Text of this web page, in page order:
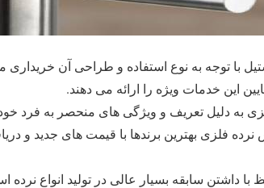
با توجه به نوع استفاده و طراحی آن
این خدمات ویژه را ارائه می دهند.
به دلیل تعریف و ویژگی های منحصر به فرد
فلزی بهترین برندها با قیمت های جدید و
با داشتن سابقه بسیار عالی در تولید انواع